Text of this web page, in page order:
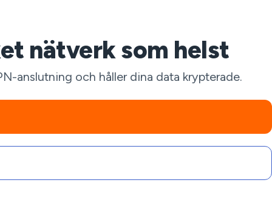
nätverk som helst
anslutning och håller dina data krypterade.